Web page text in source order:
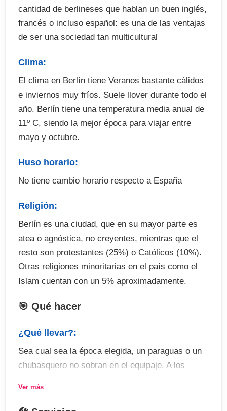
cantidad de berlineses que hablan un buen inglés,
francés o incluso español: es una de las ventajas
de ser una sociedad tan multicultural
Clima:
El clima en Berlín tiene Veranos bastante cálidos
e inviernos muy fríos. Suele llover durante todo el
año. Berlín tiene una temperatura media anual de
11º C, siendo la mejor época para viajar entre
mayo y octubre.
Huso horario:
No tiene cambio horario respecto a España
Religión:
Berlín es una ciudad, que en su mayor parte es
atea o agnóstica, no creyentes, mientras que el
resto son protestantes (25%) o Católicos (10%).
Otras religiones minoritarias en el país como el
Islam cuentan con un 5% aproximadamente.
🎯 Qué hacer
¿Qué llevar?:
Sea cual sea la época elegida, un paraguas o un
chubasquero no sobran en el equipaje. A los
encontrarse con días de llovizna continua o densa
Ver más